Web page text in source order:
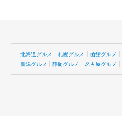
北海道グルメ 札幌グルメ 函館グルメ
新潟グルメ
静岡グルメ 名古屋グルメ